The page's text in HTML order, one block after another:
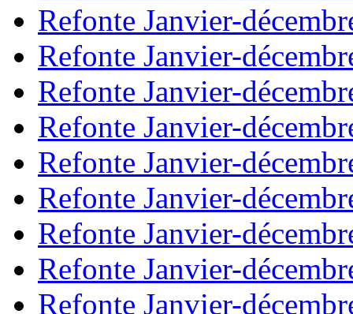
Refonte Janvier-
Refonte Janvier-
Refonte Janvier-
Refonte Janvier-
Refonte Janvier-
Refonte Janvier-
Refonte Janvier-
Refonte Janvier-
Refonte Janvier-